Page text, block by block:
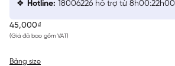
45,000₫
(Giá đã bao gồm VAT)
Bảng size
Hotline: 18006226 hỗ trợ từ 8h00:22h00